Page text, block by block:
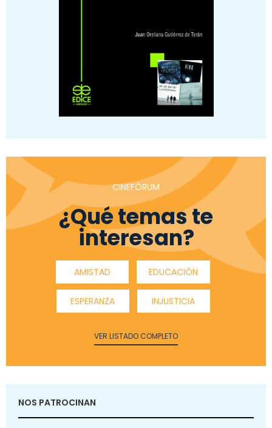
CINEFÓRUM
¿Qué temas te
interesan?
AMISTAD EDUCACIÓN
ESPERANZA INJUSTICIA
VER LISTADO COMPLETO
NOS PATROCINAN